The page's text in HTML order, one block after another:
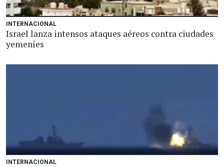
INTERNACIONAL
Israel lanza intensos ataques aéreos contra ciudades
yemeníes
INTERNACIONAL